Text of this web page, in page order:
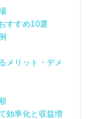
すすめ10選
メリット・デメ
効率化と収益増